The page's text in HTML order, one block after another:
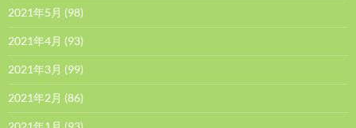
2021年5月 (98)
2021年4月 (93)
2021年3月 (99)
2021年2月 (86)